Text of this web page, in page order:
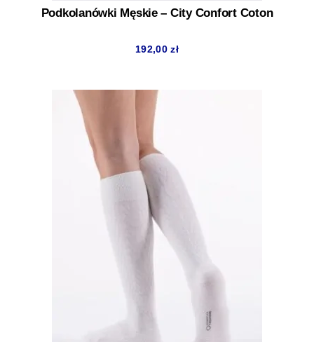
Podkolanówki Męskie – City Confort Coton
192,00zł